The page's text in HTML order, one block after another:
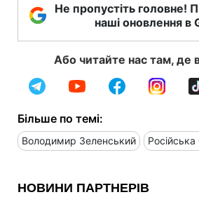
Не пропустіть головне!
наші оновлення в
Або читайте нас там, де
Більше по темі:
Володимир Зеленський